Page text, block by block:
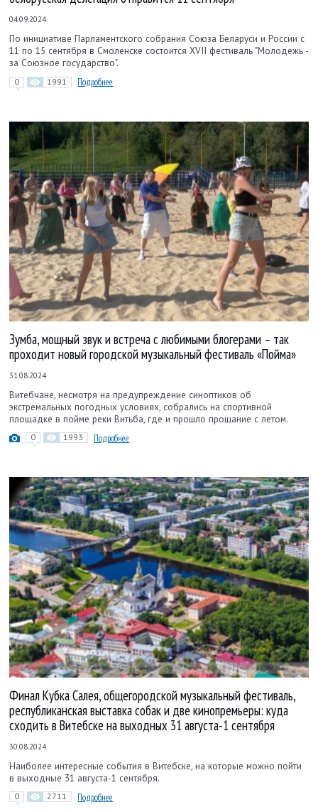
04.09.2024
По инициативе Парламентского собрания Союза Беларуси и России с
11 по 15 сентября в Смоленске состоится XVII фестиваль "Молодежь -
за Союзное государство".
0 1991 Подробнее
Зумба, мощный звук и встреча с любимыми блогерами – так
проходит новый городской музыкальный фестиваль «Пойма»
31.08.2024
Витебчане, несмотря на предупреждение синоптиков об
экстремальных погодных условиях, собрались на спортивной
площадке в пойме реки Витьба, где и прошло прощание с летом.
0 1993 Подробнее
Финал Кубка Салея, общегородской музыкальный фестиваль,
республиканская выставка собак и две кинопремьеры: куда
сходить в Витебске на выходных 31 августа-1 сентября
30.08.2024
Наиболее интересные события в Витебске, на которые можно пойти
в выходные 31 августа-1 сентября.
0 2711 Подробнее